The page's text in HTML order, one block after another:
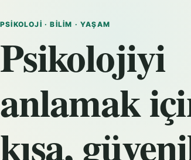
PSIKOLOJI · BILIM · YAŞAM
Psikolojiyi
anlamak
kısa,